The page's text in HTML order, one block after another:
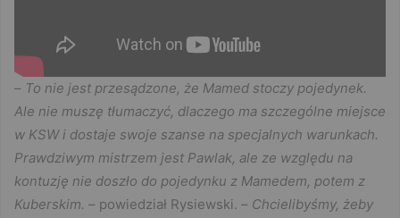
– To nie jest przesądzone, że Mamed stoczy pojedynek.
Ale nie muszę tłumaczyć, dlaczego ma szczególne miejsce
w KSW i dostaje swoje szanse na specjalnych warunkach.
Prawdziwym mistrzem jest Pawlak, ale ze względu na
kontuzję nie doszło do pojedynku z Mamedem, potem z
Kuberskim. – powiedział Rysiewski. – Chcielibyśmy, żeby